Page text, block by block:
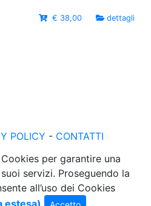
€ 38,00 dettagli
POLICY - CONTATTI
per garantire una
servizi. Proseguendo la
all’uso dei Cookies
estesa)